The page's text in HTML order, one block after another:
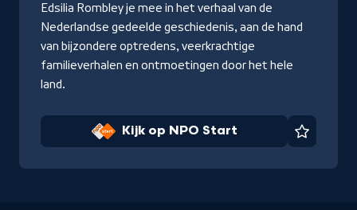
Edsilia Rombley je mee in het verhaal van de
Nederlandse gedeelde geschiedenis, aan de hand
van bijzondere optredens, veerkrachtige
familieverhalen en ontmoetingen door het hele
land.
Kijk op NPO Start